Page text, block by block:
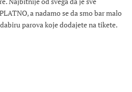
a nadamo se da smo bar malo
parova koje dodajete na tikete.